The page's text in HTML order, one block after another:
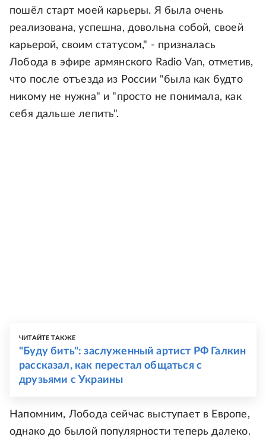
пошёл старт моей карьеры. Я была очень
реализована, успешна, довольна собой, своей
карьерой, своим статусом," - призналась
Лобода в эфире армянского Radio Van, отметив,
что после отъезда из России "была как будто
никому не нужна" и "просто не понимала, как
себя дальше лепить".
ЧИТАЙТЕ ТАКЖЕ
"Буду бить": заслуженный артист РФ Галкин
рассказал, как перестал общаться с
друзьями с Украины
Напомним, Лобода сейчас выступает в Европе,
однако до былой популярности теперь далеко.